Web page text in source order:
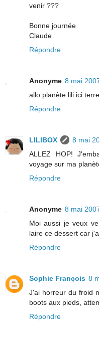
venir ???
Bonne journée
Claude
Répondre
Anonyme 8 mai
allo planète lili ici
Répondre
LILIBOX
8 mai
ALLEZ HOP!
voyage sur ma
Répondre
Anonyme 8 mai
Moi aussi je veux
laire ce dessert car
Répondre
Sophie François 8
J'ai horreur du froid
boots aux pieds,
Répondre